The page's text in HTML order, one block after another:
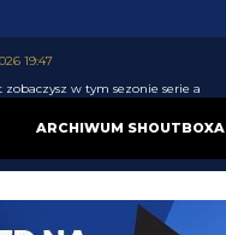
19:47
w tym sezonie serie a
ARCHIWUM SHOUTBOXA